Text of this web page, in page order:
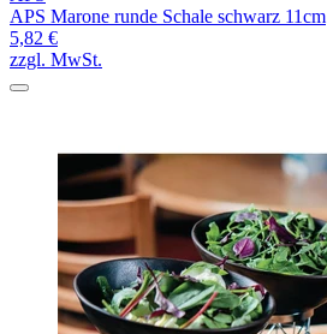
APS Marone runde Schale schwarz 11cm
5,82 €
zzgl. MwSt.